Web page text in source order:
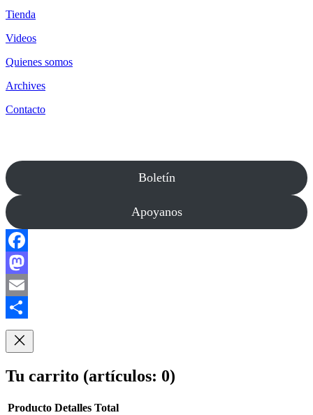
Tienda
Videos
Quienes somos
Archives
Contacto
Boletín
Apoyanos
Facebook
Mastodon
Email
Compartir
Tu carrito (artículos: 0)
Producto Detalles Total